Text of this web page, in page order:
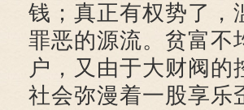
钱；真正有权势了，
罪恶的源流。贫富不
户，又由于大财阀
社会弥漫着一股享乐